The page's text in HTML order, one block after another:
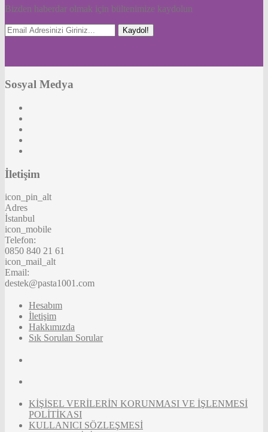
Bizden haberdar olmak için bültenimize kaydolun
Kaydol!
Sosyal Medya
İletişim
icon_pin_alt
Adres
İstanbul
icon_mobile
Telefon:
0850 840 21 61
icon_mail_alt
Email:
destek@pasta1001.com
Hesabım
İletişim
Hakkımızda
Sık Sorulan Sorular
KİŞİSEL VERİLERİN KORUNMASI VE İŞLENMESİ
POLİTİKASI
KULLANICI SÖZLEŞMESİ